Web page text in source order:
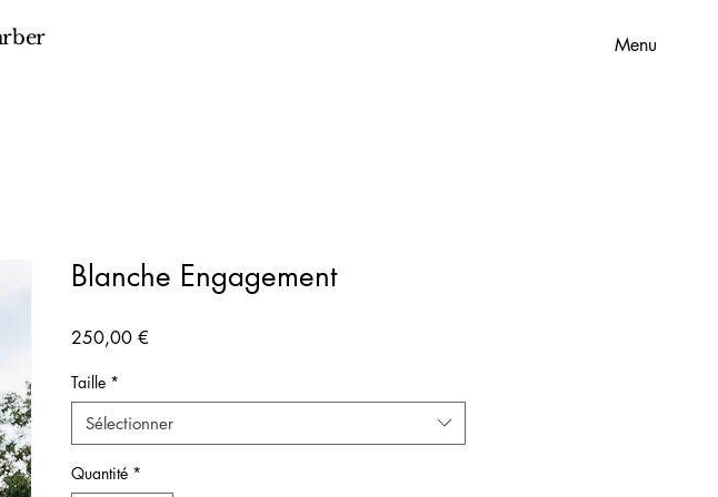
Menu
Blanche Engagement
250,00 €
Taille *
Sélectionner
Quantité *